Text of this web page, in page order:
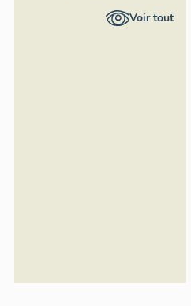
Provence-Voir tout